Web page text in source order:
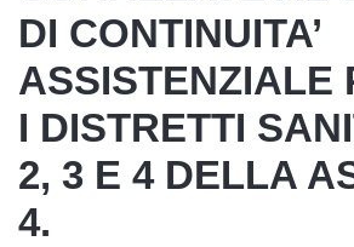
DI CONTINUITA’
ASSISTENZIALE
I DISTRETTI
2, 3 E 4 DELLA
4.